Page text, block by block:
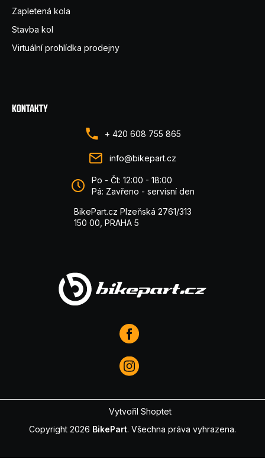
Zapletená kola
Stavba kol
Virtuální prohlídka prodejny
KONTAKTY
+ 420 608 755 865
info@bikepart.cz
Po - Čt: 12:00 - 18:00
Pá: Zavřeno - servisní den
BikePart.cz Plzeňská 2761/313
150 00, PRAHA 5
Vytvořil Shoptet
Copyright 2026 BikePart. Všechna práva vyhrazena.